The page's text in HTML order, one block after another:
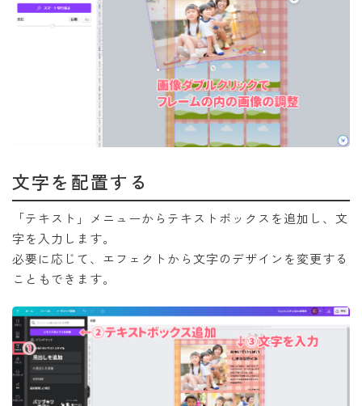
文字を配置する
「テキスト」メニューからテキストボックスを追加し、文
字を入力します。
必要に応じて、エフェクトから文字のデザインを変更する
こともできます。